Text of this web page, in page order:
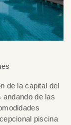
de la capital del
andando de las
piscina